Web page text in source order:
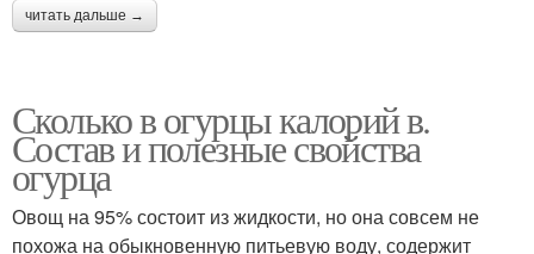
читать дальше →
Сколько в огурцы калорий в.
Состав и полезные свойства
огурца
Овощ на 95% состоит из жидкости, но она совсем не
похожа на обыкновенную питьевую воду, содержит